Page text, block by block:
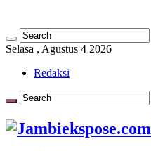
Selasa , Agustus 4 2026
Redaksi